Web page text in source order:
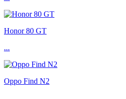
Honor 80 GT
...
Oppo Find N2